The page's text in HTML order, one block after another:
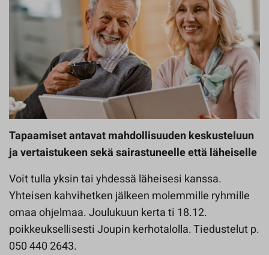
Tapaamiset antavat mahdollisuuden keskusteluun
ja vertaistukeen sekä sairastuneelle että läheiselle
Voit tulla yksin tai yhdessä läheisesi kanssa.
Yhteisen kahvihetken jälkeen molemmille ryhmille
omaa ohjelmaa. Joulukuun kerta ti 18.12.
poikkeuksellisesti Joupin kerhotalolla. Tiedustelut p.
050 440 2643.